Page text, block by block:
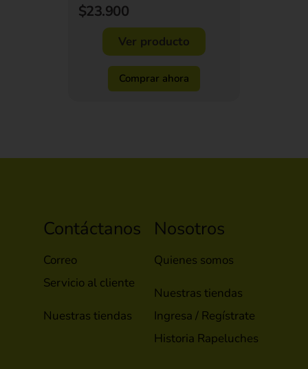
$23.900
Ver producto
Comprar ahora
Contáctanos
Correo
Servicio al cliente
Nuestras tiendas
Nosotros
Quienes somos
Nuestras tiendas
Ingresa / Regístrate
Historia Rapeluches